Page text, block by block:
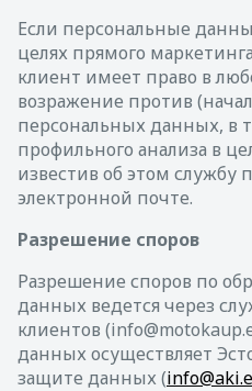
Если персональные
целях прямого
клиент имеет право в
возражение против
персональных данных, в
профильного анализа в
известив об этом службу
электронной почте.
Разрешение споров
Разрешение споров по
данных ведется через
клиентов
данных осуществляет
защите данных (